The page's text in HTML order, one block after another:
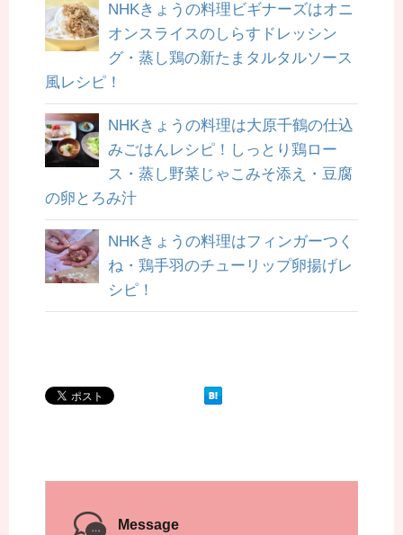
NHKきょうの料理ビギナーズはオニ
オンスライスのしらすドレッシン
グ・蒸し鶏の新たまタルタルソース
風レシピ！
NHKきょうの料理は大原千鶴の仕込
みごはんレシピ！しっとり鶏ロー
ス・蒸し野菜じゃこみそ添え・豆腐
の卵とろみ汁
NHKきょうの料理はフィンガーつく
ね・鶏手羽のチューリップ卵揚げレ
シピ！
Message